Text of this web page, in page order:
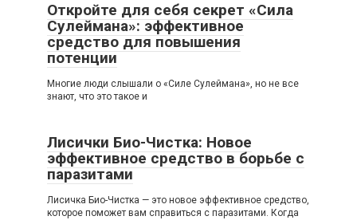
Откройте для себя секрет «Сила
Сулеймана»: эффективное
средство для повышения
потенции
Многие люди слышали о «Силе Сулеймана», но не все
знают, что это такое и
Лисички Био-Чистка: Новое
эффективное средство в борьбе с
паразитами
Лисичка Био-Чистка — это новое эффективное средство,
которое поможет вам справиться с паразитами. Когда